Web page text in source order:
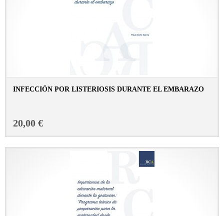
INFECCIÓN POR LISTERIOSIS DURANTE EL EMBARAZO
20,00 €